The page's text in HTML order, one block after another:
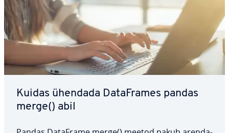
Kuidas ühendada Da­taF­ra­mes pandas
merge() abil